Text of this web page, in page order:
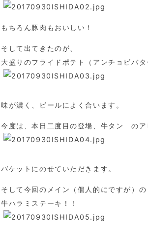
もちろん豚肉もおいしい！
そして出てきたのが、
大盛りのフライドポテト（アンチョビバタ
味が濃く、ビールによく合います。
今度は、本日二度目の登場、牛タン のア
バケットにのせていただきます。
そして今回のメイン（個人的にですが）の
牛ハラミステーキ！！